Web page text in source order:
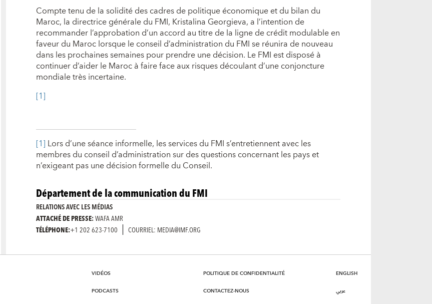
Compte tenu de la solidité des cadres de politique économique et du bilan du
Maroc, la directrice générale du FMI, Kristalina Georgieva, a l’intention de
recommander l’approbation d’un accord au titre de la ligne de crédit modulable en
faveur du Maroc lorsque le conseil d’administration du FMI se réunira de nouveau
dans les prochaines semaines pour prendre une décision. Le FMI est disposé à
continuer d’aider le Maroc à faire face aux risques découlant d’une conjoncture
mondiale très incertaine.
[1]
[1] Lors d’une séance informelle, les services du FMI s’entretiennent avec les
membres du conseil d’administration sur des questions concernant les pays et
n’exigeant pas une décision formelle du Conseil.
Département de la communication du FMI
RELATIONS AVEC LES MÉDIAS
ATTACHÉ DE PRESSE:WAFA AMR
TÉLÉPHONE:+1 202 623-7100 COURRIEL: MEDIA@IMF.ORG
VIDÉOS
PODCASTS
POLITIQUE DE CONFIDENTIALITÉ
CONTACTEZ-NOUS
ENGLISH
عربي